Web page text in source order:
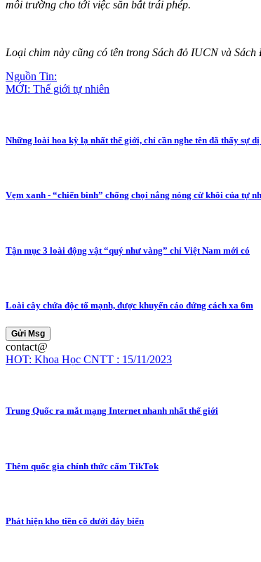
môi trường cho tới việc săn bắt trái phép.
Loại chim này cũng có tên trong Sách đỏ IUCN và
Nguồn Tin:
MỚI: Thế giới tự nhiên
Những loài hoa kỳ lạ nhất thế giới, chỉ cần nghe tên đã thấy sự
Vẹm xanh - “chiến binh” chống chọi nắng nóng cừ khôi của tự
Tận mục 3 loài động vật “quý như vàng” chỉ Việt Nam mới có
Loài cây chứa độc tố mạnh, được khuyến cáo đứng cách xa 6m
Gửi Msg
contact@
HOT: Khoa Học CNTT : 15/11/2023
Trung Quốc ra mắt mạng Internet nhanh nhất thế giới
Thêm quốc gia chính thức cấm TikTok
Phát hiện kho tiền cổ dưới đáy biển